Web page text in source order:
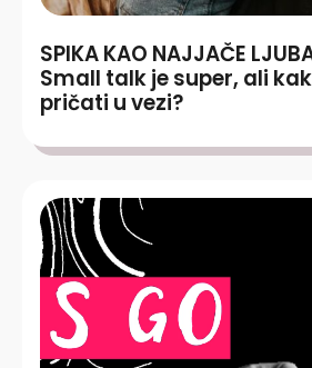
SPIKA KAO NAJJAČE
Small talk je super, ali
pričati u vezi?